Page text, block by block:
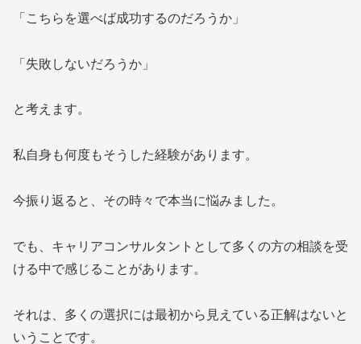
「こちらを選べば成功するのだろうか」
「失敗しないだろうか」
と考えます。
私自身も何度もそうした経験があります。
今振り返ると、その時々で本当に悩みました。
でも、キャリアコンサルタントとして多くの方の相談を受
ける中で感じることがあります。
それは、多くの選択には最初から見えている正解はないと
いうことです。